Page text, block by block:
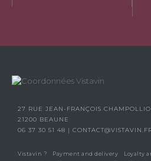
27 RUE JEAN-FRANÇOIS
21200 BEAUNE
06 37 30 51 48 |
Vistavin ? Payment and delivery Loyalty